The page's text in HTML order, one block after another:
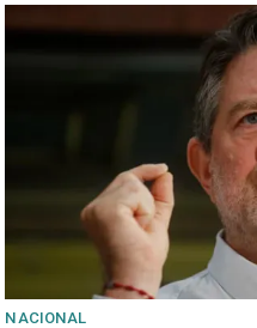
NACIONAL